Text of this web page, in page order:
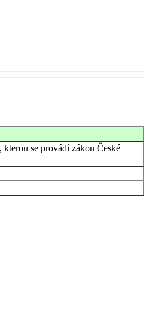
se provádí zákon České